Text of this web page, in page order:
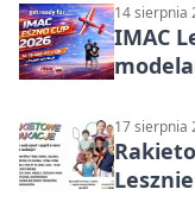
14 sierpnia
IMAC
17 sierpnia
Lesznie